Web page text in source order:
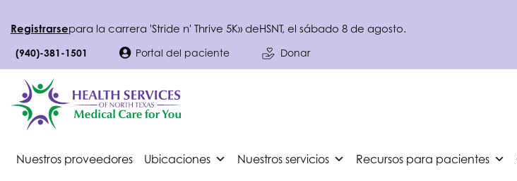
Registrarsepara la carrera 'Stride n' Thrive 5K» deHSNT, el sábado 8 de agosto.
(940)-381-1501 Portal del paciente Donar
Nuestros proveedores Ubicaciones Nuestros servicios Recursos para pacientes